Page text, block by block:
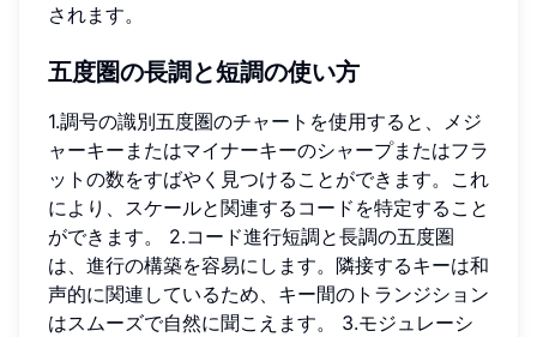
されます。
五度圏の長調と短調の使い方
1.調号の識別五度圏のチャートを使用すると、メジ
ャーキーまたはマイナーキーのシャープまたはフラ
ットの数をすばやく見つけることができます。これ
により、スケールと関連するコードを特定すること
ができます。 2.コード進行短調と長調の五度圏
は、進行の構築を容易にします。隣接するキーは和
声的に関連しているため、キー間のトランジション
はスムーズで自然に聞こえます。 3.モジュレーシ